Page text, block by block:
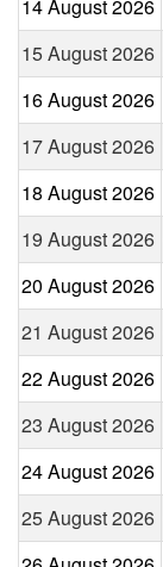
14 August 2026
15 August 2026
16 August 2026
17 August 2026
18 August 2026
19 August 2026
20 August 2026
21 August 2026
22 August 2026
23 August 2026
24 August 2026
25 August 2026